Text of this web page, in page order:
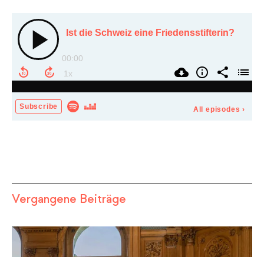
Vergangene Beiträge